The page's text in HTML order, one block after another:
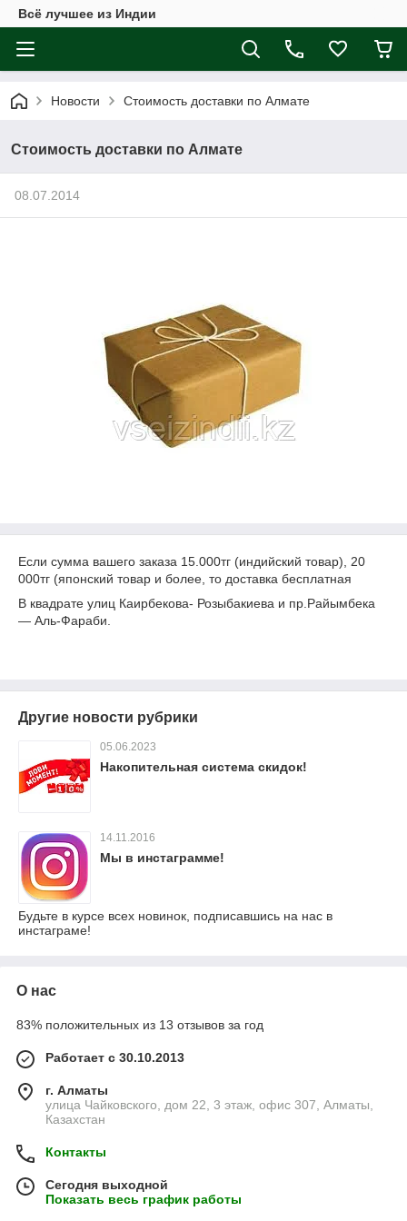
Всё лучшее из Индии
Новости Стоимость доставки по Алмате
Стоимость доставки по Алмате
08.07.2014
Если сумма вашего заказа 15.000тг (индийский товар), 20
000тг (японский товар и более, то доставка бесплатная
В квадрате улиц Каирбекова- Розыбакиева и пр.Райымбека
― Аль-Фараби.
Другие новости рубрики
05.06.2023
Накопительная система скидок!
14.11.2016
Мы в инстаграмме!
Будьте в курсе всех новинок, подписавшись на нас в
инстаграме!
О нас
83% положительных из 13 отзывов за год
Работает с 30.10.2013
г. Алматы
улица Чайковского, дом 22, 3 этаж, офис 307, Алматы,
Казахстан
Контакты
Сегодня выходной
Показать весь график работы